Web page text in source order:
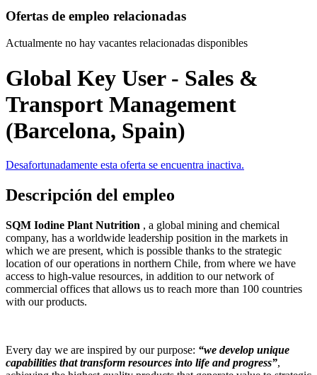
Ofertas de empleo relacionadas
Actualmente no hay vacantes relacionadas disponibles
Global Key User - Sales &
Transport Management
(Barcelona, Spain)
Desafortunadamente esta oferta se encuentra inactiva.
Descripción del empleo
SQM Iodine Plant Nutrition , a global mining and chemical
company, has a worldwide leadership position in the markets in
which we are present, which is possible thanks to the strategic
location of our operations in northern Chile, from where we have
access to high-value resources, in addition to our network of
commercial offices that allows us to reach more than 100 countries
with our products.
Every day we are inspired by our purpose: “we develop unique
capabilities that transform resources into life and progress”,